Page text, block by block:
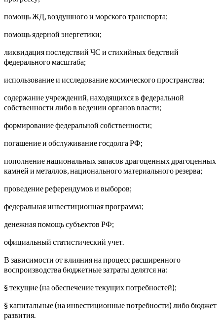
помощь ЖД, воздушного и морского транспорта;
помощь ядерной энергетики;
ликвидация последствий ЧС и стихийных бедствий
федерального масштаба;
использование и исследование космического пространства;
содержание учреждений, находящихся в федеральной
собственности либо в ведении органов власти;
формирование федеральной собственности;
погашение и обслуживание госдолга РФ;
пополнение национальных запасов драгоценных драгоценных
камней и металлов, национального материального резерва;
проведение референдумов и выборов;
федеральная инвестиционная программа;
денежная помощь субъектов РФ;
официальный статистический учет.
В зависимости от влияния на процесс расширенного
воспроизводства бюджетные затраты делятся на:
§ текущие (на обеспечение текущих потребностей);
§ капитальные (на инвестиционные потребности) либо бюджет
развития.